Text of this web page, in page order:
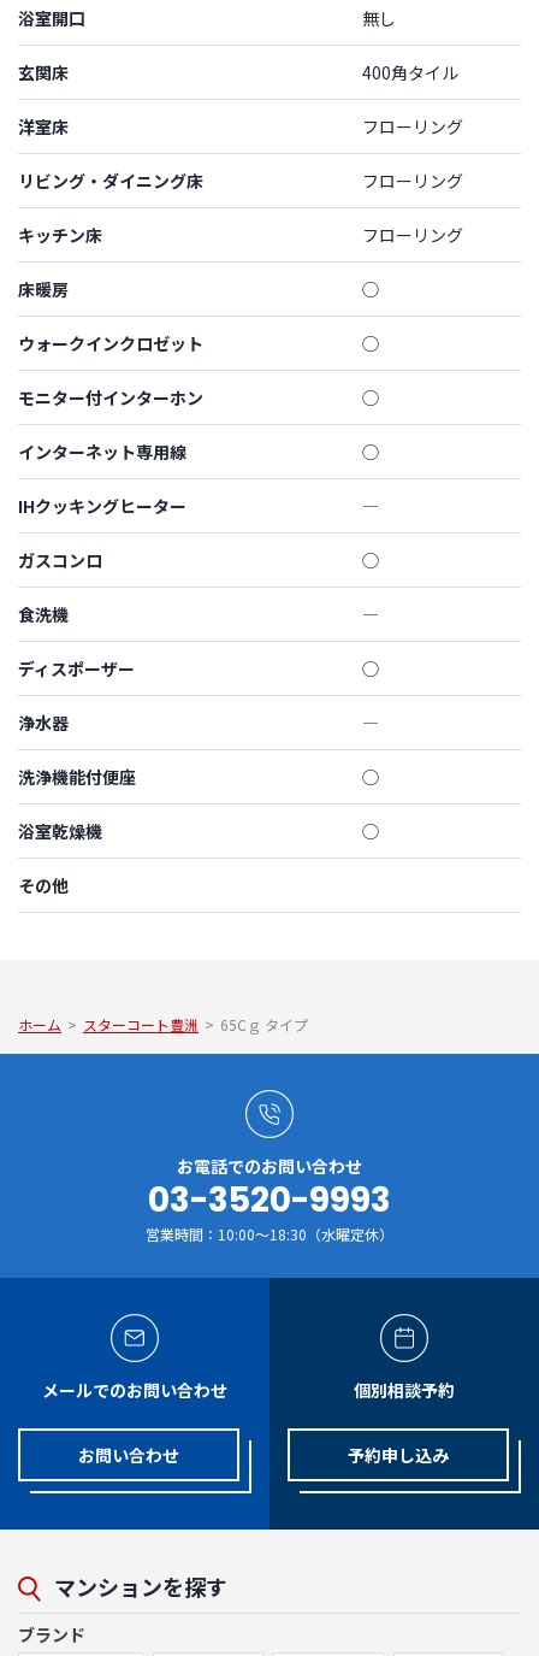
浴室開口 無し
玄関床 400角タイル
洋室床 フローリング
リビング・ダイニング床 フローリング
キッチン床 フローリング
床暖房 ◯
ウォークインクロゼット ◯
モニター付インターホン ◯
インターネット専用線 ◯
IHクッキングヒーター ―
ガスコンロ ◯
食洗機 ―
ディスポーザー ◯
浄水器 ―
洗浄機能付便座 ◯
浴室乾燥機 ◯
その他
ホーム > スターコート豊洲 > 65Cｇ タイプ
お電話でのお問い合わせ
03-3520-9993
営業時間：10:00～18:30（水曜定休）
メールでのお問い合わせ
お問い合わせ
個別相談予約
予約申し込み
マンションを探す
ブランド